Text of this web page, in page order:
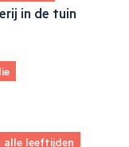
in de tuin
alle leeftijden